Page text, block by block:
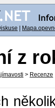
z
> Recenze